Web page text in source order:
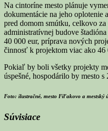
Na cintoríne mesto plánuje
dokumentácie na jeho oplotenie
pred domom smútku, celkovo
administratívnej budove
40 000 eur, príprava nových
činnosť k projektom viac ako 46
Pokiaľ by boli všetky projekty
úspešné, hospodárilo by mesto
Foto: ilustračné, mesto Fiľakovo a mestský
Súvisiace